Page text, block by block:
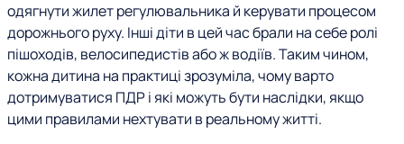
одягнути жилет регулювальника й керувати процесом
дорожнього руху. Інші діти в цей час брали на себе ролі
пішоходів, велосипедистів або ж водіїв. Таким чином,
кожна дитина на практиці зрозуміла, чому варто
дотримуватися ПДР і які можуть бути наслідки, якщо
цими правилами нехтувати в реальному житті.